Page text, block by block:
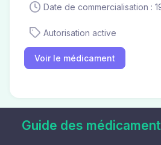
Date de commercialisation :
Autorisation active
Voir le médicament
Guide des